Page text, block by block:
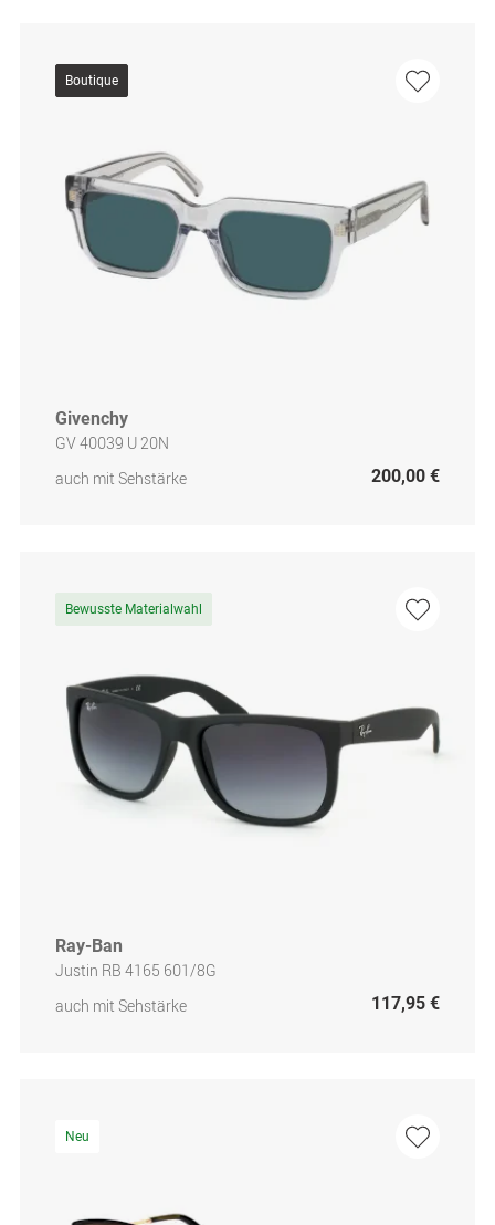
Boutique
Givenchy
GV 40039 U 20N
auch mit Sehstärke
200,00 €
Bewusste Materialwahl
Ray-Ban
Justin RB 4165 601/8G
auch mit Sehstärke
117,95 €
Neu